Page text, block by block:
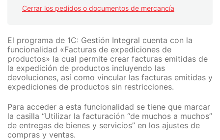
Cerrar los pedidos o documentos de mercancía
El programa de 1C: Gestión Integral cuenta con la
funcionalidad «Facturas de expediciones de
productos» la cual permite crear facturas emitidas de
la expedición de productos incluyendo las
devoluciones, así como vincular las facturas emitidas y
expediciones de productos sin restricciones.
Para acceder a esta funcionalidad se tiene que marcar
la casilla “Utilizar la facturación “de muchos a muchos”
de entregas de bienes y servicios” en los ajustes de
compras y ventas.